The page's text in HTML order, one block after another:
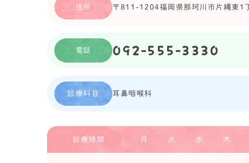
住所 〒811-1204福岡県那珂川市片縄東1
電話 092-555-3330
診療科目 耳鼻咽喉科
診療時間 月 火 水 木